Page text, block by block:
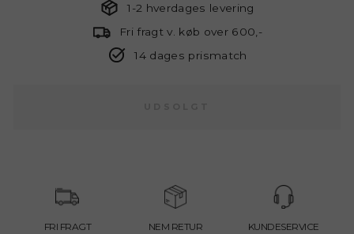
1-2 hverdages levering
Fri fragt v. køb over 600,-
14 dages prismatch
FRI FRAGT NEM RETUR KUNDESERVICE